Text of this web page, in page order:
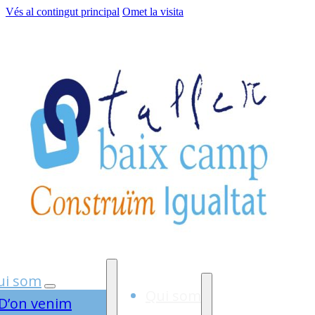
Vés al contingut principal Omet la visita
som
venim